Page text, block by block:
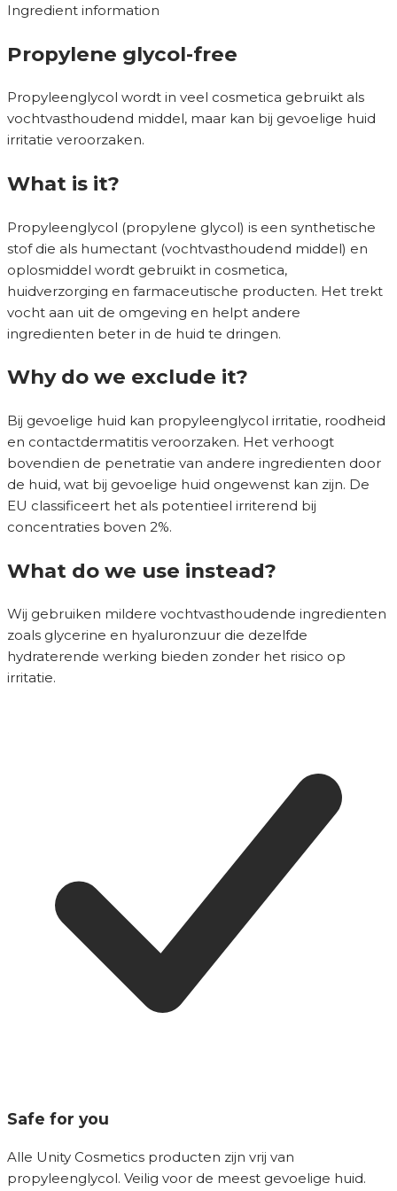
Ingredient information
Propylene glycol-free
Propyleenglycol wordt in veel cosmetica gebruikt als
vochtvasthoudend middel, maar kan bij gevoelige huid
irritatie veroorzaken.
What is it?
Propyleenglycol (propylene glycol) is een synthetische
stof die als humectant (vochtvasthoudend middel) en
oplosmiddel wordt gebruikt in cosmetica,
huidverzorging en farmaceutische producten. Het trekt
vocht aan uit de omgeving en helpt andere
ingredienten beter in de huid te dringen.
Why do we exclude it?
Bij gevoelige huid kan propyleenglycol irritatie, roodheid
en contactdermatitis veroorzaken. Het verhoogt
bovendien de penetratie van andere ingredienten door
de huid, wat bij gevoelige huid ongewenst kan zijn. De
EU classificeert het als potentieel irriterend bij
concentraties boven 2%.
What do we use instead?
Wij gebruiken mildere vochtvasthoudende ingredienten
zoals glycerine en hyaluronzuur die dezelfde
hydraterende werking bieden zonder het risico op
irritatie.
Safe for you
Alle Unity Cosmetics producten zijn vrij van
propyleenglycol. Veilig voor de meest gevoelige huid.